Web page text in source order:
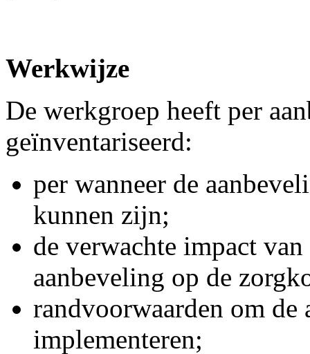
Werkwijze
De werkgroep heeft per
geïnventariseerd:
per wanneer de
kunnen zijn;
de verwachte impact
aanbeveling op de
randvoorwaarden om de
implementeren;